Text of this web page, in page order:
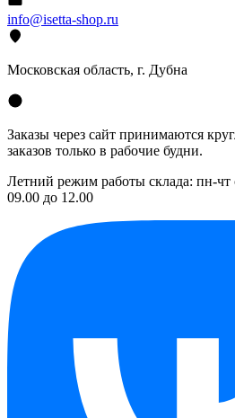
info@isetta-shop.ru
Московская область, г. Дубна
Заказы через сайт принимаются
заказов только в рабочие будни.
Летний режим работы склада: пн-чт
09.00 до 12.00